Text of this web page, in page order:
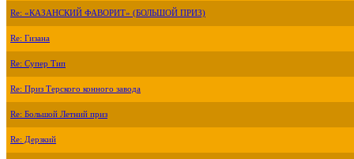
Re: «КАЗАНСКИЙ ФАВОРИТ» (БОЛЬШОЙ ПРИЗ)
Re: Гизана
Re: Супер Тип
Re: Приз Терского конного завода
Re: Большой Летний приз
Re: Дерзкий